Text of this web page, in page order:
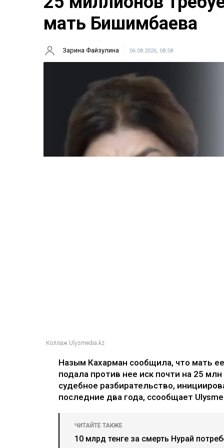
мать Бишимбаева
Зарина Файзулина 06.08.2026, 08:58
Коллаж Ulysmedia.kz
Назым Кахарман сообщила, что мать
подала против нее иск почти на 25
судебное разбирательство,
последние два года, ссообщает
ЧИТАЙТЕ ТАКЖЕ
10 млрд тенге за смерть Нурай